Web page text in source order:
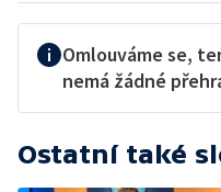
Omlouváme se,
nemá žádné
Ostatní také